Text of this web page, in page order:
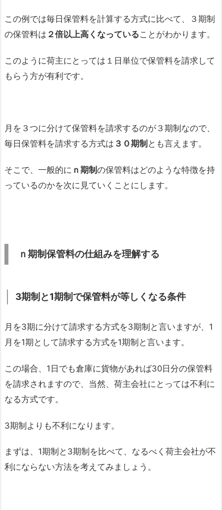
この例では毎日保管料を計算する方式に比べて、３期制
の保管料は ２倍以上高くなっていることがわかります。
このように荷主にとっては１日単位で保管料を請求して
もらう方が有利です。
月を３つに分けて保管料を請求するのが３期制なので、
毎日保管料を請求する方式は ３０期制 とも言えます。
そこで、一般的に ｎ期制 の保管料はどのような特徴を持
っているのかを次に見ていくことにします。
ｎ期制保管料の仕組みを理解する
3期制と1期制で保管料が等しくなる条件
月を3期に分けて請求する方式を3期制と言いますが、1
月を1期として請求する方式を1期制と言います。
この場合、1日でも倉庫に貨物があれば30日分の保管料
を請求されますので、当然、荷主会社にとっては不利に
なる方式です。
3期制よりも不利になります。
まずは、1期制と3期制を比べて、なるべく荷主会社が不
利にならない方法を考えてみましょう。